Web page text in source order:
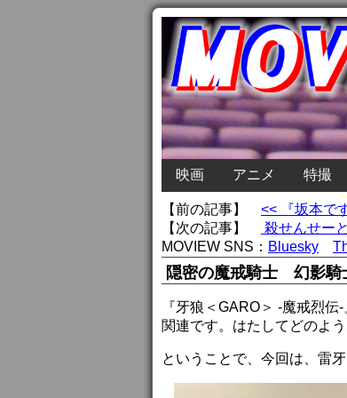
映画 アニメ 特撮
【前の記事】 << 『坂本で
【次の記事】
殺せんせー
MOVIEW SNS： Bluesky
隠密の魔戒騎士 幻影騎
『牙狼＜GARO＞ -魔戒烈
関連です。はたしてどのよ
ということで、今回は、雷